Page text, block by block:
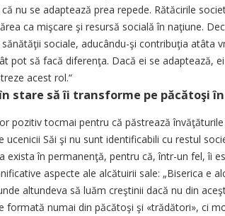
nu se adaptează prea repede. Rătăcirile
ca mişcare şi resursă socială în naţiune.
sociale, aducându-şi contribuţia atâta
pot să facă diferenţa. Dacă ei se adaptează, ei
acest rol.“
stare să îi transforme pe păcătoşi
pozitiv tocmai pentru că păstrează
Săi şi nu sunt identificabili cu restul
exista în permanenţă, pentru că, într-un fel, îi
aspecte ale alcătuirii sale: „Biserica e
altundeva să luăm creştinii dacă nu din
formată numai din păcătoşi şi «trădători», ci